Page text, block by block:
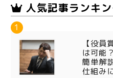
人気記事ランキ
【役員
は可能
簡単解
仕組み